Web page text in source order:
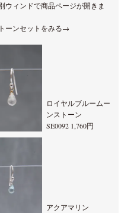
ウィンドで商品ページが開きま
ーンセットをみる→
ロイヤルブルームー
ンストーン
SE0092 1,760円
アクアマリン